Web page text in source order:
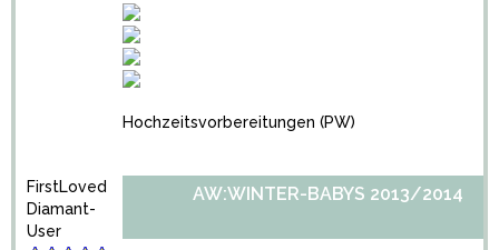
Hochzeitsvorbereitungen (PW)
FirstLoved
Diamant-
User
AW:WINTER-BABYS 2013/2014